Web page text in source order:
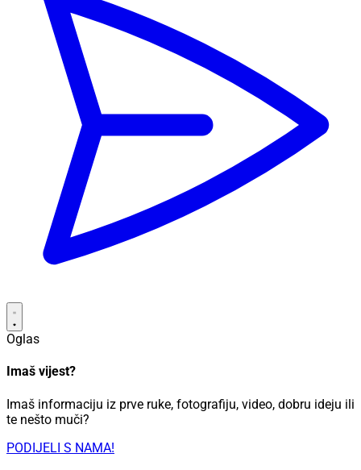
Oglas
Imaš vijest?
Imaš informaciju iz prve ruke, fotografiju, video, dobru ideju ili
te nešto muči?
PODIJELI S NAMA!